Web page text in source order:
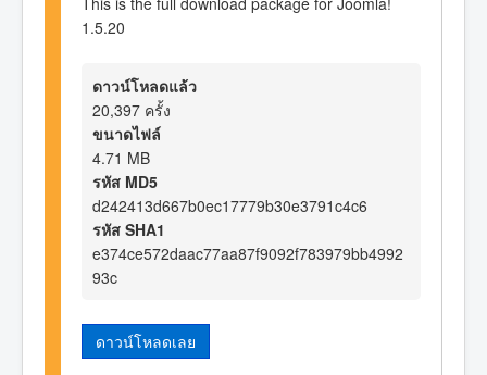
1.5.20
ดาวน์โหลดแล้ว
20,397 ครั้ง
ขนาดไฟล์
4.71 MB
รหัส MD5
d242413d667b0ec17779b30e3791c4c6
รหัส SHA1
e374ce572daac77aa87f9092f783979bb4992
93c
ดาวน์โหลดเลย